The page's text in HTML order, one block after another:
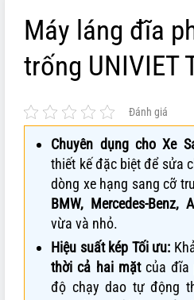
Máy láng đĩa
trống UNIVIET
Đánh giá
Chuyên dụng cho Xe
thiết kế đặc biệt để sửa
dòng xe hạng sang cỡ
BMW, Mercedes-Benz,
vừa và nhỏ.
Hiệu suất kép Tối ưu:
thời cả hai mặtcủa đĩa
độ chạy dao tự động